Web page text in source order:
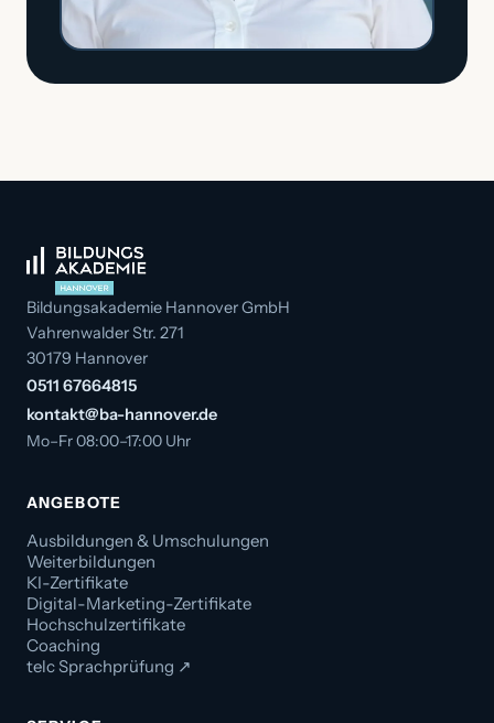
Bildungsakademie Hannover GmbH
Vahrenwalder Str. 271
30179 Hannover
0511 67664815
kontakt@ba-hannover.de
Mo–Fr 08:00–17:00 Uhr
ANGEBOTE
Ausbildungen & Umschulungen
Weiterbildungen
KI-Zertifikate
Digital-Marketing-Zertifikate
Hochschulzertifikate
Coaching
telc Sprachprüfung ↗